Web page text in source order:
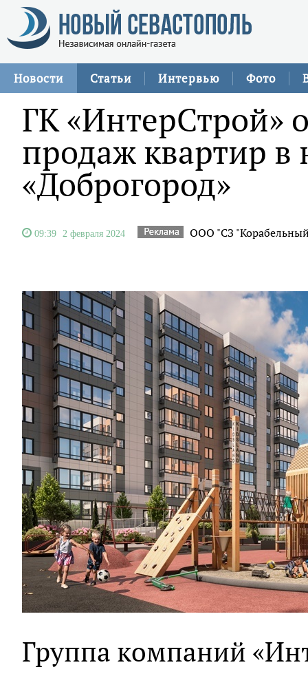
Новости Статьи Интервью Фото
ГК «ИнтерСтрой»
продаж квартир
«Доброгород»
09:39 2 февраля 2024 ООО "СЗ
Группа компаний